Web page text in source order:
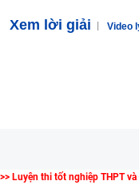
Xem lời giải Video
>> Luyện thi tốt nghiệp THPT